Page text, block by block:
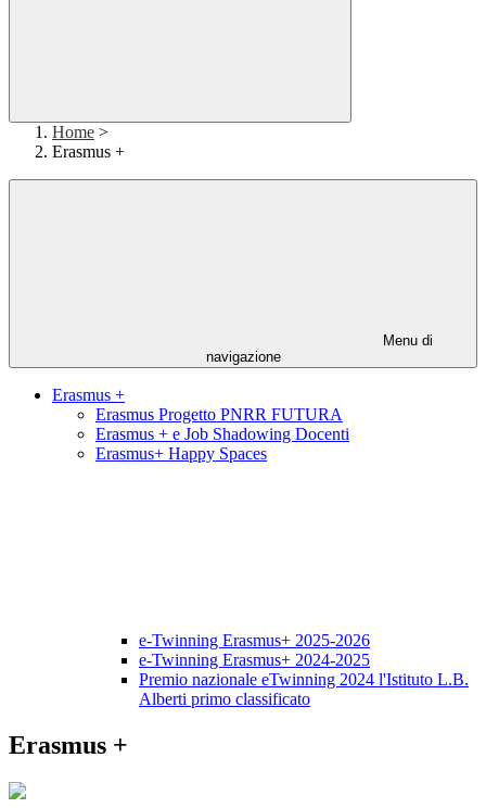
Home >
Erasmus +
Menu di
navigazione
Erasmus +
Erasmus Progetto PNRR FUTURA
Erasmus + e Job Shadowing Docenti
Erasmus+ Happy Spaces
e-Twinning Erasmus+ 2025-2026
e-Twinning Erasmus+ 2024-2025
Premio nazionale eTwinning 2024 l'Istituto L.B.
Alberti primo classificato
Erasmus +